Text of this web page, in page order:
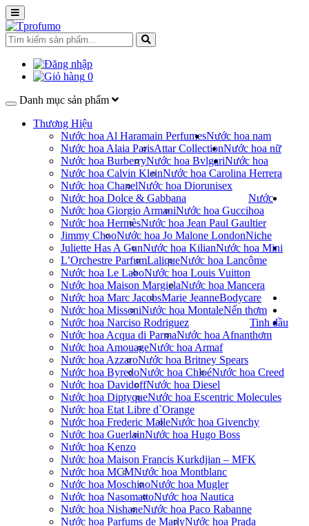
0
Danh mục sản phẩm
Thương Hiệu
Nước hoa Al Haramain Perfumes
Nước hoa Alaia ParisAttar Collection
Nước hoa BurberryNước hoa Bvlgari
Nước hoa Calvin KleinNước hoa Carolina Herrera
Nước hoa ChanelNước hoa Dior
Nước hoa Dolce & Gabbana
Nước hoa Giorgio ArmaniNước hoa Gucci
Nước hoa HermèsNước hoa Jean Paul Gaultier
Jimmy ChooNước hoa Jo Malone London
Juliette Has A GunNước hoa Kilian
L’Orchestre ParfumLaliqueNước hoa Lancôme
Nước hoa Le LaboNước hoa Louis Vuitton
Nước hoa Maison MargielaNước hoa Mancera
Nước hoa Marc JacobsMarie Jeanne
Nước hoa MissoniNước hoa Montale
Nước hoa Narciso Rodriguez
Nước hoa Acqua di ParmaNước hoa Afnan
Nước hoa AmouageNước hoa Armaf
Nước hoa AzzaroNước hoa Britney Spears
Nước hoa ByredoNước hoa ChloéNước hoa Creed
Nước hoa DavidoffNước hoa Diesel
Nước hoa DiptyqueNước hoa Escentric Molecules
Nước hoa Etat Libre d`Orange
Nước hoa Frederic MalleNước hoa Givenchy
Nước hoa GuerlainNước hoa Hugo Boss
Nước hoa Kenzo
Nước hoa Maison Francis Kurkdjian – MFK
Nước hoa MCMNước hoa Montblanc
Nước hoa MoschinoNước hoa Mugler
Nước hoa NasomattoNước hoa Nautica
Nước hoa NishaneNước hoa Paco Rabanne
Nước hoa Parfums de MarlyNước hoa Prada
Nước hoa nam
Nước hoa nữ
Nước hoa
unisex
Nước
hoa
Niche
Nước hoa Mini
Bodycare
Nến thơm
Tinh dầu
thơm